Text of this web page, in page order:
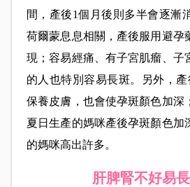
間，產後1個月後則多半會逐漸
荷爾蒙息息相關，產後服用避孕
現；容易經痛、有子宮肌瘤、子
的人也特別容易長斑。另外，
保養皮膚，也會使孕斑顏色加深
夏日生產的媽咪產後孕斑顏色加
的媽咪高出許多。
肝脾腎不好易